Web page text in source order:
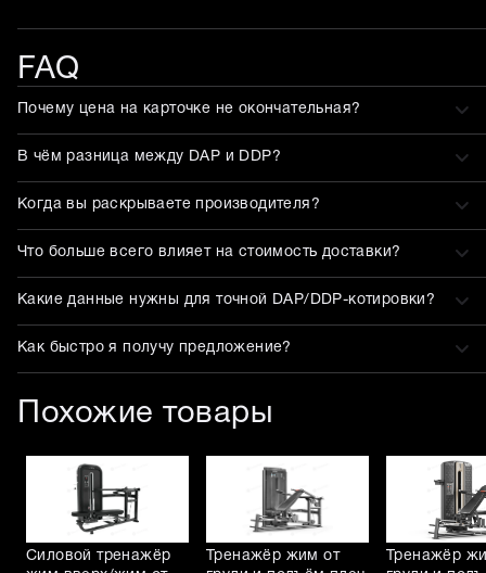
FAQ
Почему цена на карточке не окончательная?
В чём разница между DAP и DDP?
Когда вы раскрываете производителя?
Что больше всего влияет на стоимость доставки?
Какие данные нужны для точной DAP/DDP-котировки?
Как быстро я получу предложение?
Похожие товары
Силовой тренажёр
Тренажёр жим от
Тренажёр